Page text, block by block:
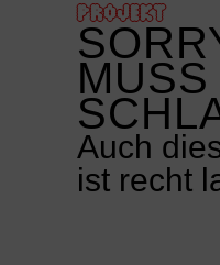
PROJEKT
MUSS
Auch
ist recht